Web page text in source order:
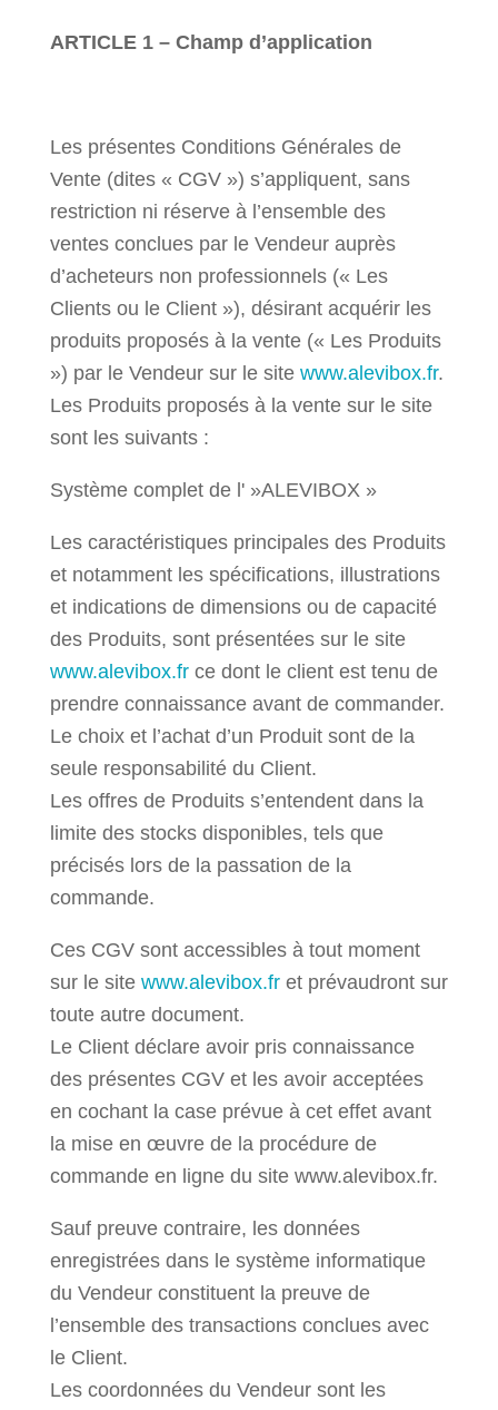
ARTICLE 1 – Champ d’application
Les présentes Conditions Générales de
Vente (dites « CGV ») s’appliquent, sans
restriction ni réserve à l’ensemble des
ventes conclues par le Vendeur auprès
d’acheteurs non professionnels (« Les
Clients ou le Client »), désirant acquérir les
produits proposés à la vente (« Les Produits
») par le Vendeur sur le site www.alevibox.fr.
Les Produits proposés à la vente sur le site
sont les suivants :
Système complet de l' »ALEVIBOX »
Les caractéristiques principales des Produits
et notamment les spécifications, illustrations
et indications de dimensions ou de capacité
des Produits, sont présentées sur le site
www.alevibox.frce dont le client est tenu de
prendre connaissance avant de commander.
Le choix et l’achat d’un Produit sont de la
seule responsabilité du Client.
Les offres de Produits s’entendent dans la
limite des stocks disponibles, tels que
précisés lors de la passation de la
commande.
Ces CGV sont accessibles à tout moment
sur le site www.alevibox.fret prévaudront sur
toute autre document.
Le Client déclare avoir pris connaissance
des présentes CGV et les avoir acceptées
en cochant la case prévue à cet effet avant
la mise en œuvre de la procédure de
commande en ligne du site www.alevibox.fr.
Sauf preuve contraire, les données
enregistrées dans le système informatique
du Vendeur constituent la preuve de
l’ensemble des transactions conclues avec
le Client.
Les coordonnées du Vendeur sont les